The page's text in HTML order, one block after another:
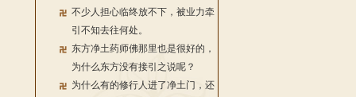
不少人担心临终放不下，被业力牵
引不知去往何处。
东方净土药师佛那里也是很好的，
为什么东方没有接引之说呢？
为什么有的修行人进了净土门，还